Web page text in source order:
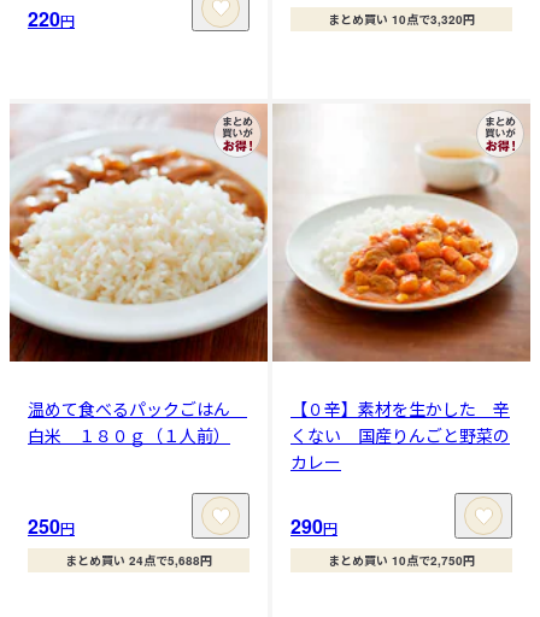
220円 まとめ買い 10点で3,320円
温めて食べるパックごはん
白米 １８０ｇ（１人前）
250円
まとめ買い 24点で5,688円
【０辛】素材を生かした 辛
くない 国産りんごと野菜の
カレー
290円
まとめ買い 10点で2,750円